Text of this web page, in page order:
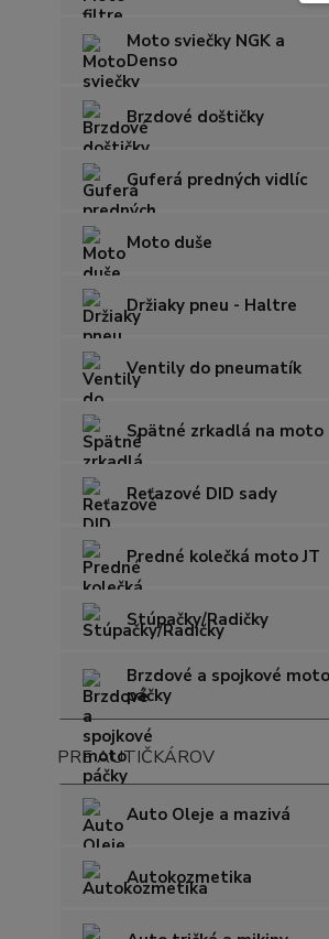
Moto sviečky NGK a
Denso
Brzdové doštičky
Guferá predných vidlíc
Moto duše
Držiaky pneu - Haltre
Ventily do pneumatík
Spätné zrkadlá na moto
Reťazové DID sady
Predné kolečká moto JT
Stúpačky/Radičky
Brzdové a spojkové moto
páčky
PRE AUTIČKÁROV
Auto Oleje a mazivá
Autokozmetika